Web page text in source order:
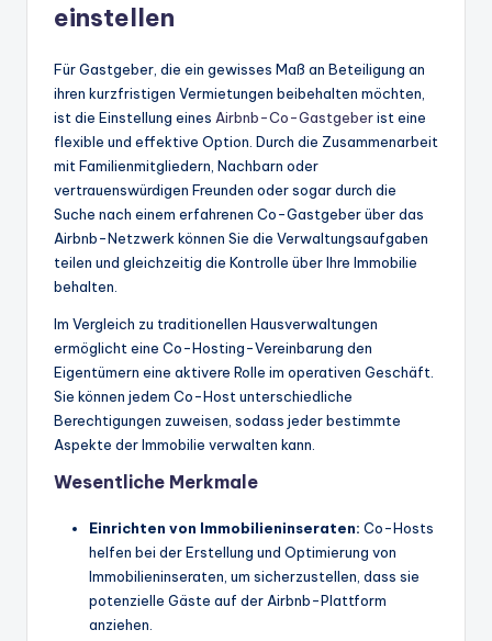
einstellen
Für Gastgeber, die ein gewisses Maß an Beteiligung an
ihren kurzfristigen Vermietungen beibehalten möchten,
ist die Einstellung eines Airbnb-Co-Gastgeberist eine
flexible und effektive Option. Durch die Zusammenarbeit
mit Familienmitgliedern, Nachbarn oder
vertrauenswürdigen Freunden oder sogar durch die
Suche nach einem erfahrenen Co-Gastgeber über das
Airbnb-Netzwerk können Sie die Verwaltungsaufgaben
teilen und gleichzeitig die Kontrolle über Ihre Immobilie
behalten.
Im Vergleich zu traditionellen Hausverwaltungen
ermöglicht eine Co-Hosting-Vereinbarung den
Eigentümern eine aktivere Rolle im operativen Geschäft.
Sie können jedem Co-Host unterschiedliche
Berechtigungen zuweisen, sodass jeder bestimmte
Aspekte der Immobilie verwalten kann.
Wesentliche Merkmale
Einrichten von Immobilieninseraten: Co-Hosts
helfen bei der Erstellung und Optimierung von
Immobilieninseraten, um sicherzustellen, dass sie
potenzielle Gäste auf der Airbnb-Plattform
anziehen.